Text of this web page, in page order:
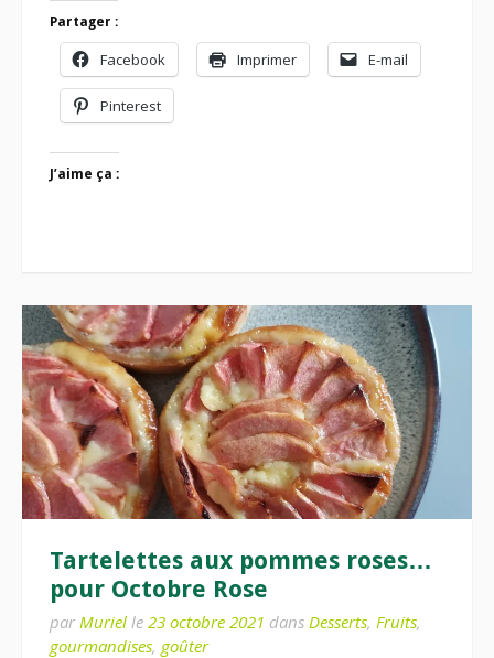
Partager :
Facebook Imprimer E-mail
Pinterest
J’aime ça :
Tartelettes aux pommes roses…
pour Octobre Rose
par Muriel le 23 octobre 2021 dans Desserts, Fruits,
gourmandises, goûter